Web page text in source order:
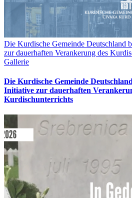
Die Kurdische Gemeinde Deutschland
zur dauerhaften Verankerung des
Gallerie
Die Kurdische Gemeinde
Initiative zur dauerhaften
Kurdischunterrichts